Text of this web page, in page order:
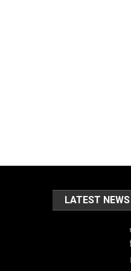
LATEST NEWS